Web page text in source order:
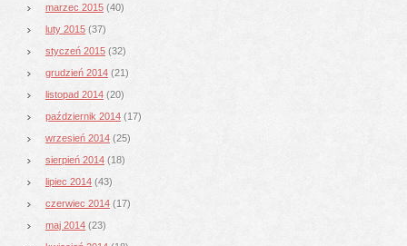
marzec 2015 (40)
luty 2015 (37)
styczeń 2015 (32)
grudzień 2014 (21)
listopad 2014 (20)
październik 2014 (17)
wrzesień 2014 (25)
sierpień 2014 (18)
lipiec 2014 (43)
czerwiec 2014 (17)
maj 2014 (23)